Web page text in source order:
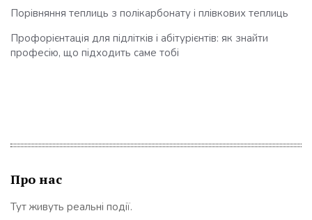
Порівняння теплиць з полікарбонату і плівкових теплиць
Профорієнтація для підлітків і абітурієнтів: як знайти
професію, що підходить саме тобі
Про нас
Тут живуть реальні події.